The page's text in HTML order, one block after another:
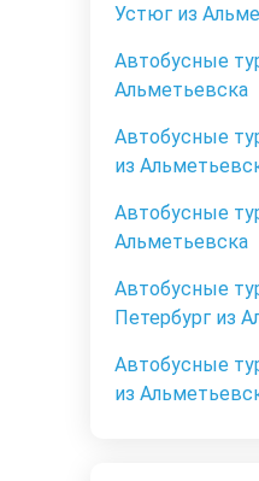
Устюг из
Автобусные
Альметьевска
Автобусные
из
Автобусные
Альметьевска
Автобусные
Петербург из
Автобусные
из